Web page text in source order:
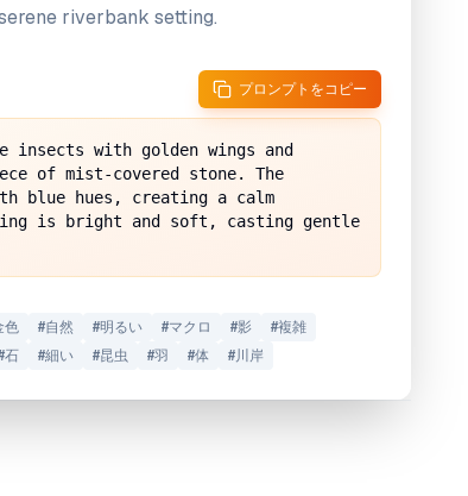
riverbank setting.
プロンプトをコピー
with golden wings and
of mist-covered stone. The
blue hues, creating a calm
is bright and soft, casting gentle
色 #自然 #明るい #マクロ #影 #複雑
石 #細い #昆虫 #羽 #体 #川岸